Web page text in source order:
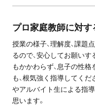
無
プロ家庭教師に対す
授業の様子、理解度、課題
るので、安心してお願いす
もかかわらず、息子の性
も、根気強く指導してくだ
やアルバイト生による指
思います。